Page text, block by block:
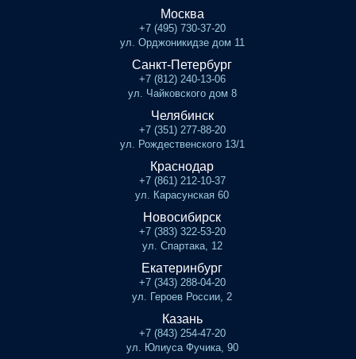
Москва
+7 (495) 730-37-20
ул. Орджоникидзе дом 11
Санкт-Петербург
+7 (812) 240-13-06
ул. Чайковского дом 8
Челябинск
+7 (351) 277-88-20
ул. Рождественского 13/1
Краснодар
+7 (861) 212-10-37
ул. Карасунская 60
Новосибирск
+7 (383) 322-53-20
ул. Спартака, 12
Екатеринбург
+7 (343) 288-04-20
ул. Героев России, 2
Казань
+7 (843) 254-47-20
ул. Юлиуса Фучика, 90